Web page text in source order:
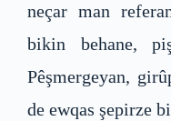
neçar man
bikin behane,
Pêşmergeyan,
de ewqas şepirze